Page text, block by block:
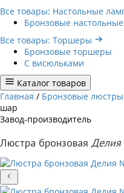
Все товары: Настольные
Бронзовые
Все товары: Торшеры
Бронзовые торшеры
С висюльками
Каталог товаров
Главная / Бронзовые люстры
шар
Завод-производитель
Люстра бронзовая